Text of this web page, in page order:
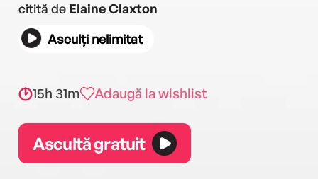
citită de Elaine Claxton
Asculți nelimitat
15h 31m Adaugă la wishlist
Ascultă gratuit